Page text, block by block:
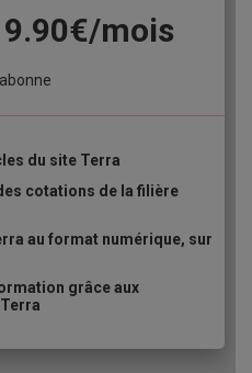
mois
du site Terra
cotations de la filière
au format numérique, sur
grâce aux